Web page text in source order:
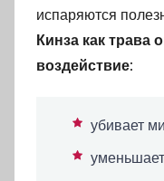
испаряются
Кинза как трава
воздействие:
убивает